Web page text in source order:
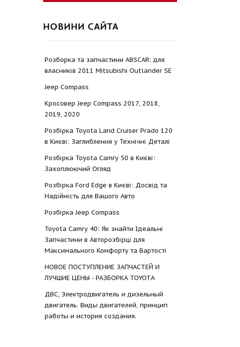
НОВИНИ САЙТА
Розборка та запчастини ABSCAR: для
власників 2011 Mitsubishi Outlander SE
Jeep Compass
Кросовер Jeep Compass 2017, 2018,
2019, 2020
Розбірка Toyota Land Cruiser Prado 120
в Києві: Заглиблення у Технічні Деталі
Розбірка Toyota Camry 50 в Києві:
Захоплюючий Огляд
Розбірка Ford Edge в Києві: Досвід та
Надійність для Вашого Авто
Розбірка Jeep Compass
Toyota Camry 40: Як знайти Ідеальні
Запчастини в Авторозбірці для
Максимального Комфорту та Вартості
НОВОЕ ПОСТУПЛЕНИЕ ЗАПЧАСТЕЙ И
ЛУЧШИЕ ЦЕНЫ - РАЗБОРКА TOYOTА
ДВС, Электродвигатель и дизельный
двигатель. Виды двигателей, принцип
работы и история создания.